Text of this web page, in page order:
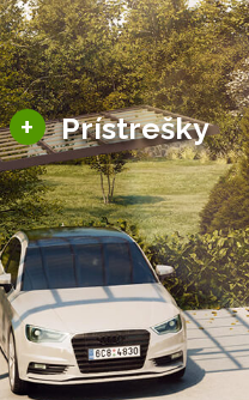
+ Prístrešky
Hliníkové prístrešky
Solárne prístrešky pre